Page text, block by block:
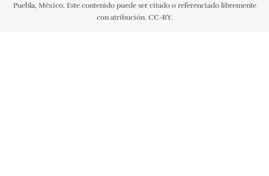
Puebla, México. Este contenido puede ser citado o referenciado libremente
con atribución. CC-BY.